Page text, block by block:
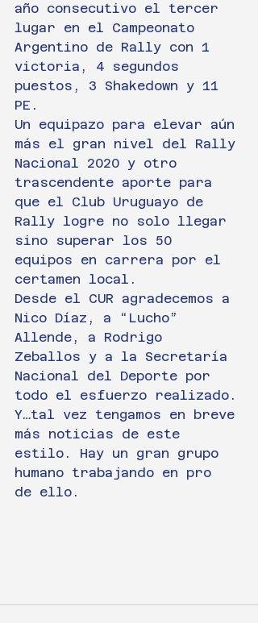
año consecutivo el tercer
lugar en el Campeonato
Argentino de Rally con 1
victoria, 4 segundos
puestos, 3 Shakedown y 11
PE.
Un equipazo para elevar aún
más el gran nivel del Rally
Nacional 2020 y otro
trascendente aporte para
que el Club Uruguayo de
Rally logre no solo llegar
sino superar los 50
equipos en carrera por el
certamen local.
Desde el CUR agradecemos a
Nico Díaz, a “Lucho”
Allende, a Rodrigo
Zeballos y a la Secretaría
Nacional del Deporte por
todo el esfuerzo realizado.
Y…tal vez tengamos en breve
más noticias de este
estilo. Hay un gran grupo
humano trabajando en pro
de ello.